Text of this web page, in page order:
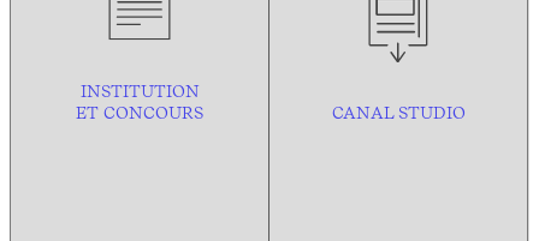
INSTITUTION
ET CONCOURS
CANAL STUDIO